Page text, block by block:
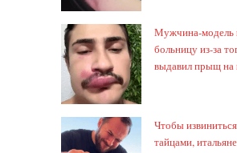
Мужчина-модель
больницу из-за
выдавил прыщ на
Чтобы
тайцами,